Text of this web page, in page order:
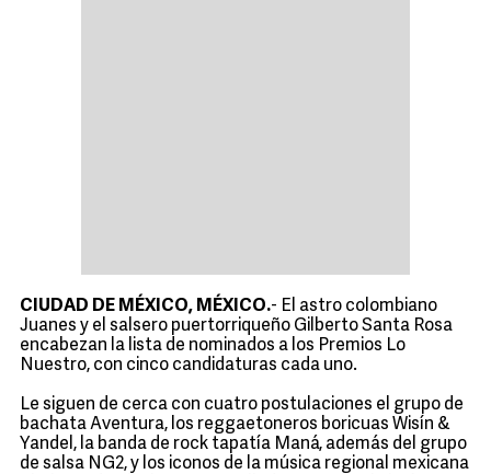
CIUDAD DE MÉXICO, MÉXICO.- El astro colombiano
Juanes y el salsero puertorriqueño Gilberto Santa Rosa
encabezan la lista de nominados a los Premios Lo
Nuestro, con cinco candidaturas cada uno.
Le siguen de cerca con cuatro postulaciones el grupo de
bachata Aventura, los reggaetoneros boricuas Wisín &
Yandel, la banda de rock tapatía Maná, además del grupo
de salsa NG2, y los iconos de la música regional mexicana